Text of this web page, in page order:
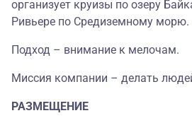
организует круизы по озеру
Ривьере по Средиземному морю.
Подход – внимание к мелочам.
Миссия компании – делать
РАЗМЕЩЕНИЕ